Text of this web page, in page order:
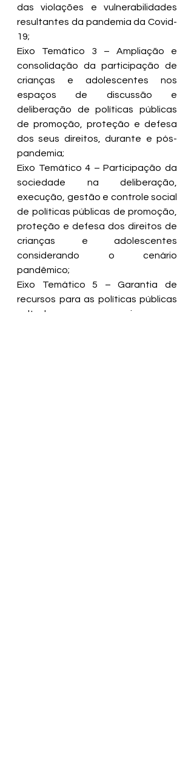
das violações e vulnerabilidades
resultantes da pandemia da Covid-
19;
Eixo Temático 3 – Ampliação e
consolidação da participação de
crianças e adolescentes nos
espaços de discussão e
deliberação de políticas públicas
de promoção, proteção e defesa
dos seus direitos, durante e pós-
pandemia;
Eixo Temático 4 – Participação da
sociedade na deliberação,
execução, gestão e controle social
de políticas públicas de promoção,
proteção e defesa dos direitos de
crianças e adolescentes
considerando o cenário
pandêmico;
Eixo Temático 5 – Garantia de
recursos para as políticas públicas
voltadas para as crianças e